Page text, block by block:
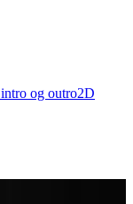
og outro2D